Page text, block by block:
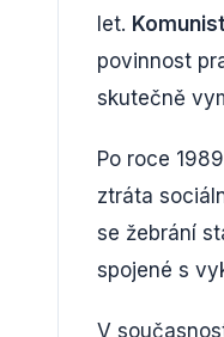
let.
povinnost
skutečně
Po roce
ztráta
se žebrání
spojené s
V